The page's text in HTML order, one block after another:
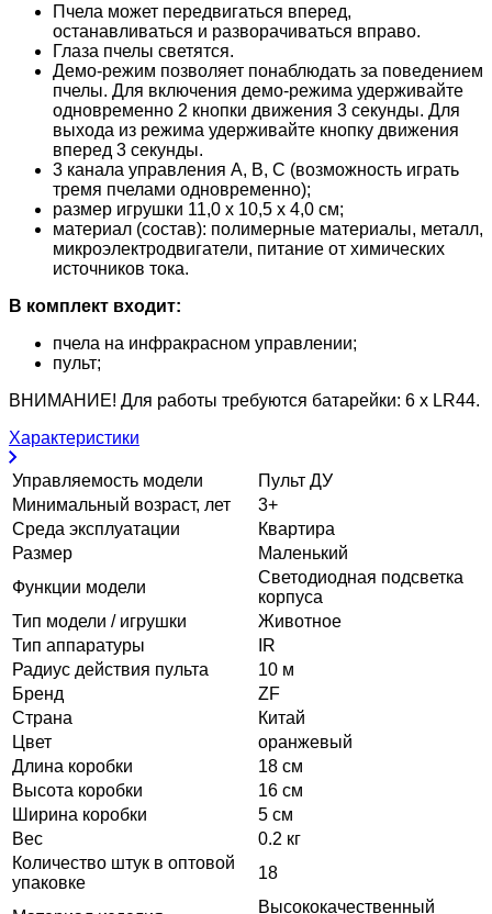
Пчела может передвигаться вперед,
останавливаться и разворачиваться вправо.
Глаза пчелы светятся.
Демо-режим позволяет понаблюдать за поведением
пчелы. Для включения демо-режима удерживайте
одновременно 2 кнопки движения 3 секунды. Для
выхода из режима удерживайте кнопку движения
вперед 3 секунды.
3 канала управления А, В, С (возможность играть
тремя пчелами одновременно);
размер игрушки 11,0 х 10,5 х 4,0 см;
материал (состав): полимерные материалы, металл,
микроэлектродвигатели, питание от химических
источников тока.
В комплект входит:
пчела на инфракрасном управлении;
пульт;
ВНИМАНИЕ! Для работы требуются батарейки: 6 x LR44.
Характеристики
Управляемость модели
Пульт ДУ
Минимальный возраст, лет
3+
Среда эксплуатации
Квартира
Размер
Маленький
Функции модели
Светодиодная подсветка
корпуса
Тип модели / игрушки
Животное
Тип аппаратуры
IR
Радиус действия пульта
10 м
Бренд
ZF
Страна
Китай
Цвет
оранжевый
Длина коробки
18 см
Высота коробки
16 см
Ширина коробки
5 см
Вес
0.2 кг
Количество штук в оптовой
упаковке
18
Высококачественный